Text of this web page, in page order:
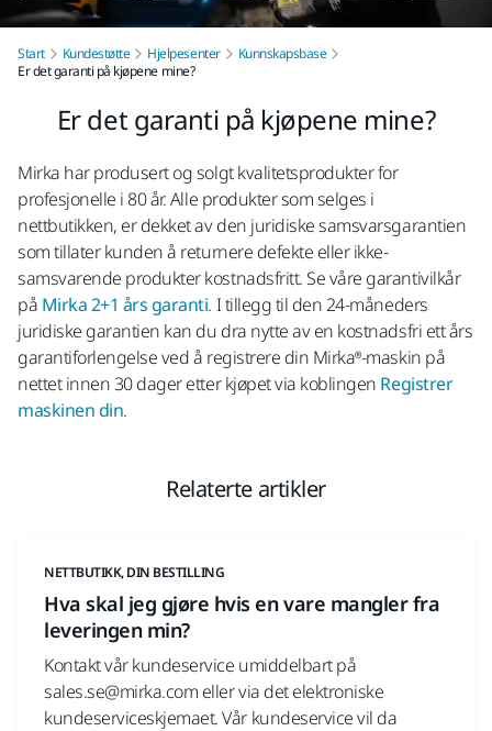
Start Kundestøtte Hjelpesenter
Kunnskapsbase
Er det garanti på kjøpene mine?
Er det garanti på kjøpene mine?
Mirka har produsert og solgt kvalitetsprodukter for
profesjonelle i 80 år. Alle produkter som selges i
nettbutikken, er dekket av den juridiske samsvarsgarantien
som tillater kunden å returnere defekte eller ikke-
samsvarende produkter kostnadsfritt. Se våre garantivilkår
på Mirka 2+1 års garanti. I tillegg til den 24-måneders
juridiske garantien kan du dra nytte av en kostnadsfri ett års
garantiforlengelse ved å registrere din Mirka®-maskin på
nettet innen 30 dager etter kjøpet via koblingen Registrer
maskinen din.
Relaterte artikler
NETTBUTIKK, DIN BESTILLING
Hva skal jeg gjøre hvis en vare mangler fra
leveringen min?
Kontakt vår kundeservice umiddelbart på
sales.se@mirka.com eller via det elektroniske
kundeserviceskjemaet. Vår kundeservice vil da